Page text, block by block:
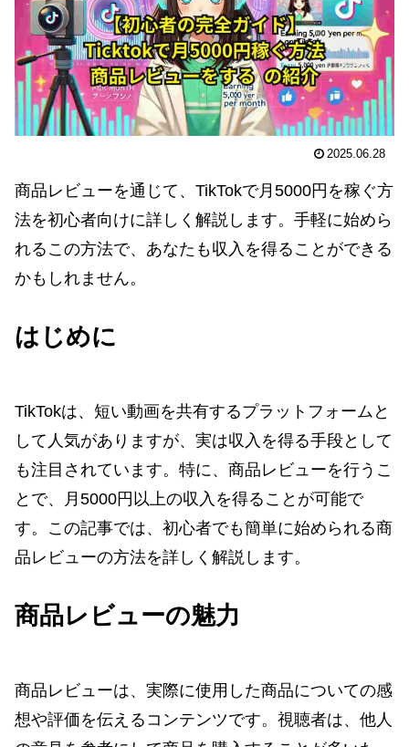
2025.06.28
商品レビューを通じて、TikTokで月5000円を稼ぐ方
法を初心者向けに詳しく解説します。手軽に始めら
れるこの方法で、あなたも収入を得ることができる
かもしれません。
はじめに
TikTokは、短い動画を共有するプラットフォームと
して人気がありますが、実は収入を得る手段として
も注目されています。特に、商品レビューを行うこ
とで、月5000円以上の収入を得ることが可能で
す。この記事では、初心者でも簡単に始められる商
品レビューの方法を詳しく解説します。
商品レビューの魅力
商品レビューは、実際に使用した商品についての感
想や評価を伝えるコンテンツです。視聴者は、他人